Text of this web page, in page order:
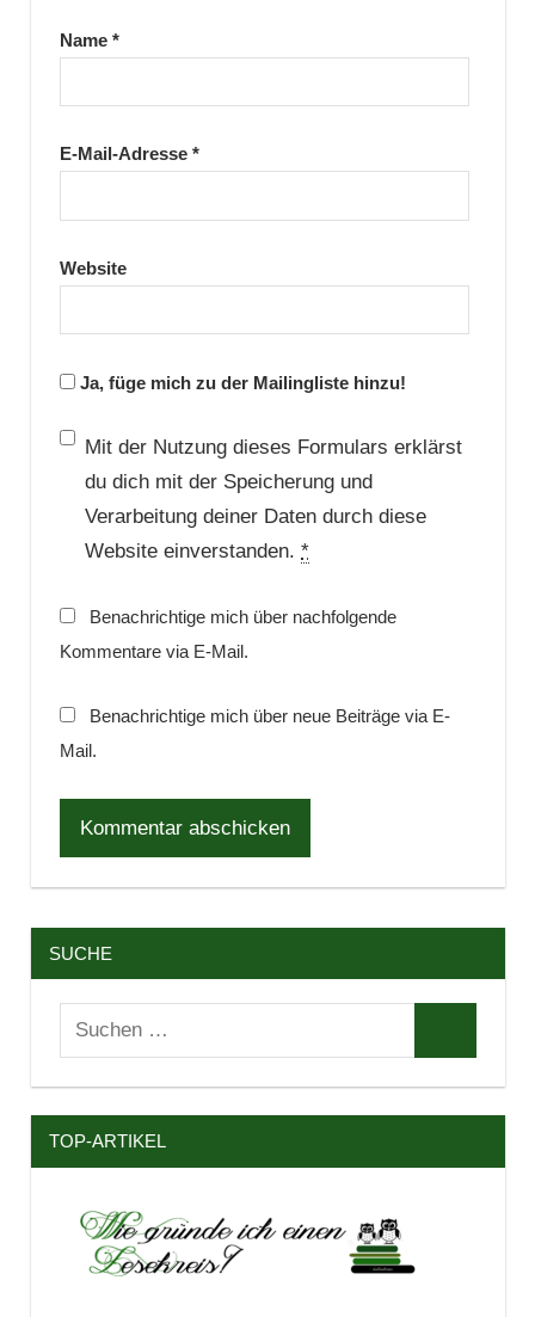
Name *
E-Mail-Adresse *
Website
Ja, füge mich zu der Mailingliste hinzu!
Mit der Nutzung dieses Formulars erklärst
du dich mit der Speicherung und
Verarbeitung deiner Daten durch diese
Website einverstanden. *
Benachrichtige mich über nachfolgende
Kommentare via E-Mail.
Benachrichtige mich über neue Beiträge via E-
Mail.
SUCHE
Suchen
TOP-ARTIKEL